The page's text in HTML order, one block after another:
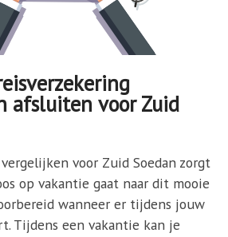
afsluiten voor Zuid
voor Zuid Soedan zorgt
op vakantie gaat naar dit mooie
wanneer er tijdens jouw
Tijdens een vakantie kan je